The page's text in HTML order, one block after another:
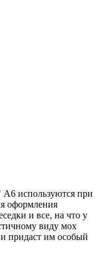
используются при
оформления
и все, на что у
виду мох
придаст им особый